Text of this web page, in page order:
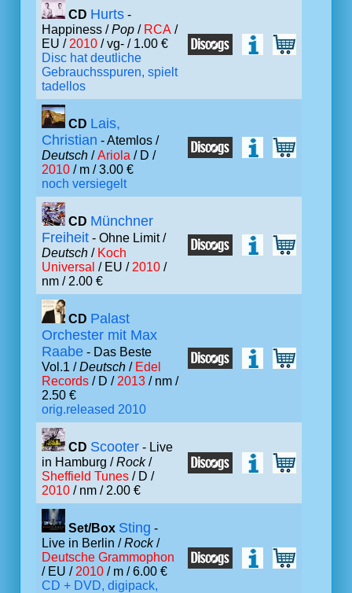
CD Hurts -
Happiness /Pop / RCA /
EU / 2010 / vg- / 1.00 €
Disc hat deutliche
Gebrauchsspuren, spielt
tadellos
CD Lais,
Christian - Atemlos /
Deutsch /Ariola / D /
2010 / m / 3.00 €
noch versiegelt
CD Münchner
Freiheit - Ohne Limit /
Deutsch / Koch
Universal / EU / 2010 /
nm / 2.00 €
CD Palast
Orchester mit Max
Raabe - Das Beste
Vol.1 /Deutsch / Edel
Records / D / 2013 / nm /
2.50 €
orig.released 2010
CD Scooter - Live
in Hamburg /Rock/
Sheffield Tunes / D /
2010 / nm / 2.00 €
Set/Box Sting -
Live in Berlin /Rock/
Deutsche Grammophon
/ EU / 2010 / m / 6.00 €
CD + DVD, digipack,